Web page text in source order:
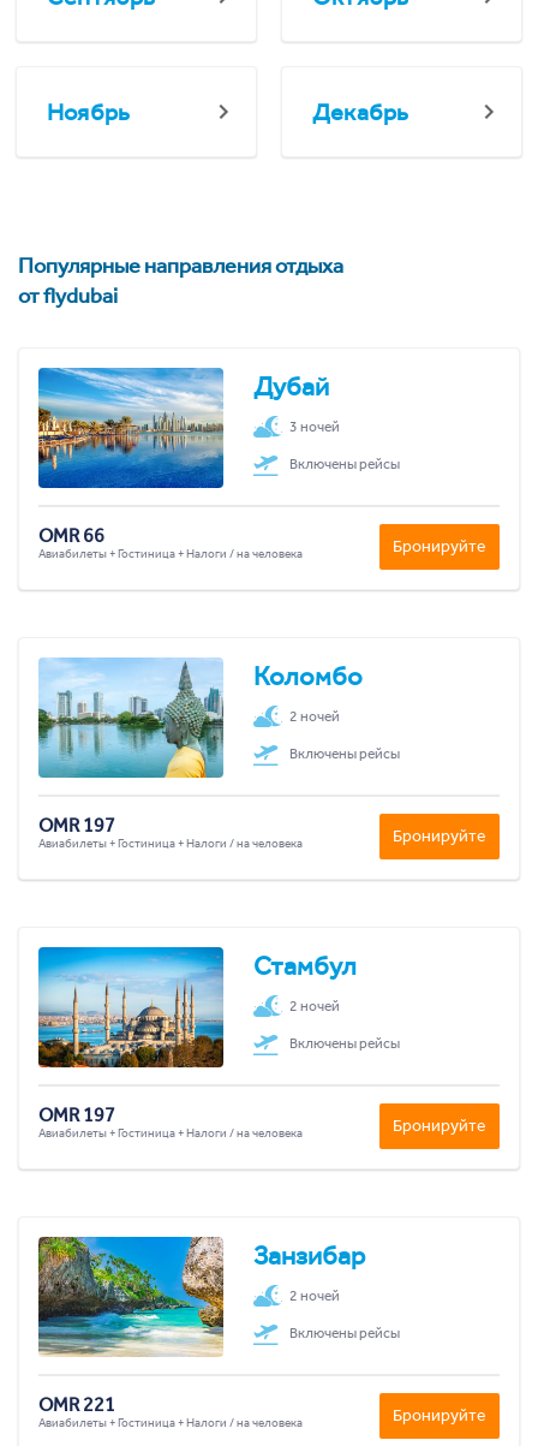
Ноябрь Декабрь
Популярные направления отдыха
от flydubai
Дубай
3 ночей
Включены рейсы
OMR 66
Авиабилеты + Гостиница + Налоги / на человека Бронируйте
Коломбо
2 ночей
Включены рейсы
OMR 197
Авиабилеты + Гостиница + Налоги / на человека Бронируйте
Стамбул
2 ночей
Включены рейсы
OMR 197
Авиабилеты + Гостиница + Налоги / на человека Бронируйте
Занзибар
2 ночей
Включены рейсы
OMR 221
Авиабилеты + Гостиница + Налоги / на человека Бронируйте